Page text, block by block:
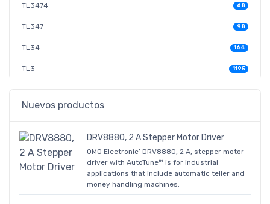
TL3474 68
TL347 98
TL34 164
TL3 1195
Nuevos productos
DRV8880, 2 A Stepper Motor Driver
OMO Electronic’ DRV8880, 2 A, stepper motor
driver with AutoTune™ is for industrial
applications that include automatic teller and
money handling machines.